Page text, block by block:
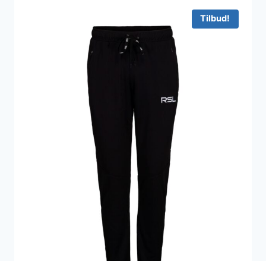
Tilbud!